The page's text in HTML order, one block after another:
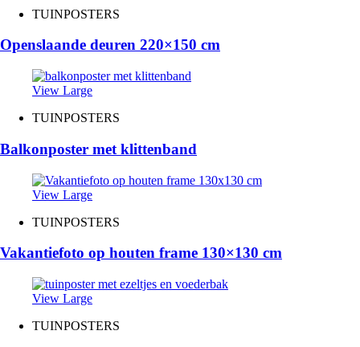
TUINPOSTERS
Openslaande deuren 220×150 cm
View Large
TUINPOSTERS
Balkonposter met klittenband
View Large
TUINPOSTERS
Vakantiefoto op houten frame 130×130 cm
View Large
TUINPOSTERS